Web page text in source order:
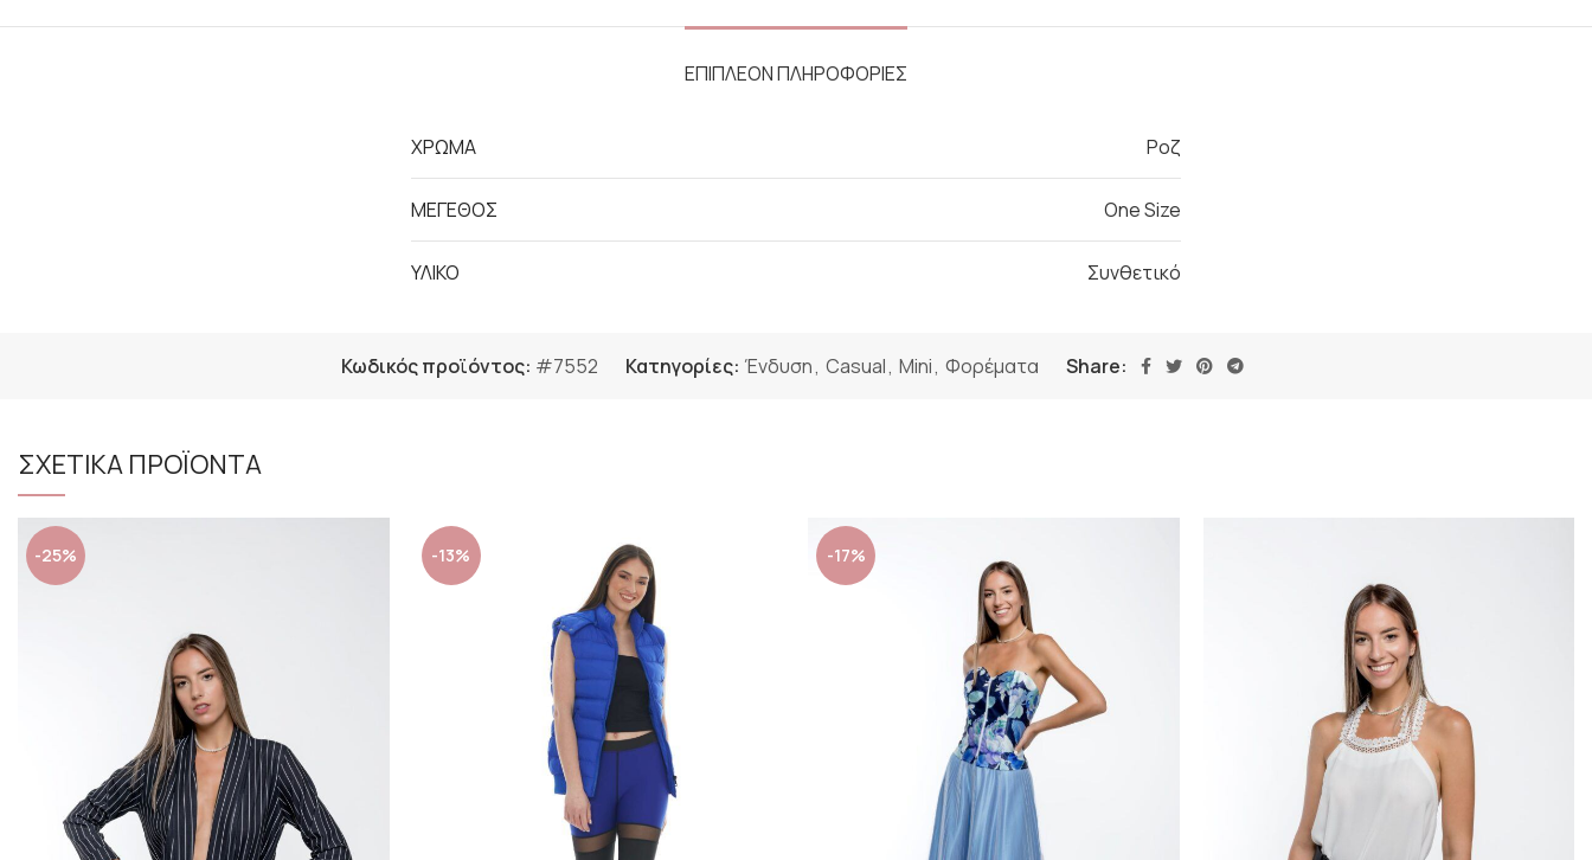
ΕΠΙΠΛΕΟΝ ΠΛΗΡΟΦΟΡΙΕΣ
ΧΡΩΜΑ Ροζ
ΜΕΓΕΘΟΣ One Size
ΥΛΙΚΟ Συνθετικό
Κωδικός προϊόντος: #7552 Κατηγορίες: Ένδυση, Casual, Mini, Φορέματα Share:
ΣΧΕΤΙΚΑ ΠΡΟΪΟΝΤΑ
-25% -13% -17%